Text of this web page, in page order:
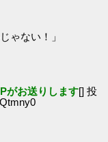
ゃない！」
がお送りします[] 投